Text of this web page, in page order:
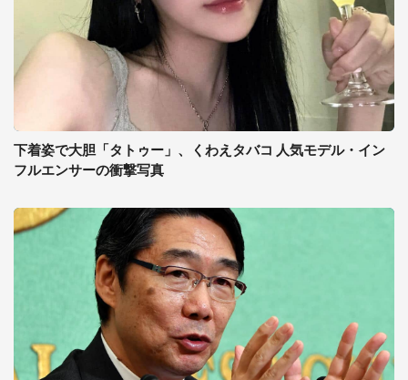
下着姿で大胆「タトゥー」、くわえタバコ 人気モデル・イン
フルエンサーの衝撃写真